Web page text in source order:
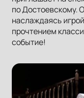
по Достоевскому.
наслаждаясь
прочтением
событие!